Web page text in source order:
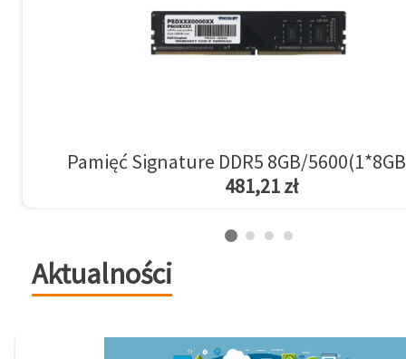
Pamięć Signature DDR5 8GB/
481,21 zł
Aktualności